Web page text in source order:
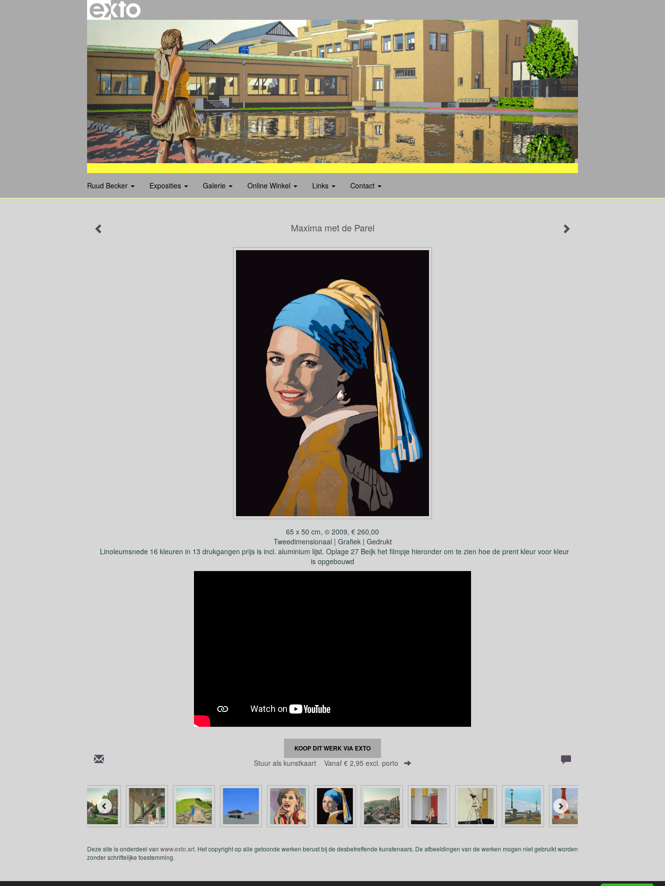
Ruud Becker Exposities Galerie Online Winkel Links Contact
Maxima met de Parel
65 x 50 cm, © 2009, € 260,00
Tweedimensionaal | Grafiek | Gedrukt
Linoleumsnede 16 kleuren in 13 drukgangen prijs is incl. aluminium lijst. Oplage 27 Beijk het filmpje hieronder om te zien hoe de prent kleur voor kleur
is opgebouwd
KOOP DIT WERK VIA EXTO
Stuur als kunstkaart Vanaf € 2,95 excl. porto
Deze site is onderdeel van www.exto.art. Het copyright op alle getoonde werken berust bij de desbetreffende kunstenaars. De afbeeldingen van de werken mogen niet gebruikt worden
zonder schriftelijke toestemming.